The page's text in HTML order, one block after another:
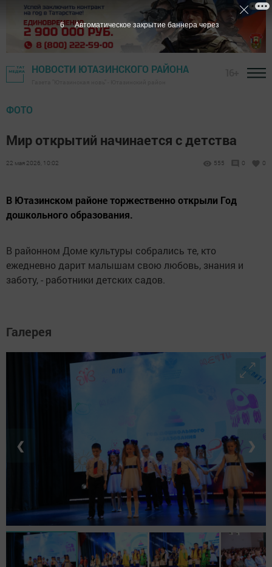
НОВОСТИ ЮТАЗИНСКОГО РАЙОНА
ФОТО
Мир открытий начинается с детства
22 мая 2026, 10:02 555 0 0
В Ютазинском районе торжественно открыли Год
дошкольного образования.
В районном Доме культуры собрались те, кто
ежедневно дарит малышам свою любовь, знания и
заботу, - работники детских садов.
Галерея
❮ ❯
6 Автоматическое закрытие баннера через